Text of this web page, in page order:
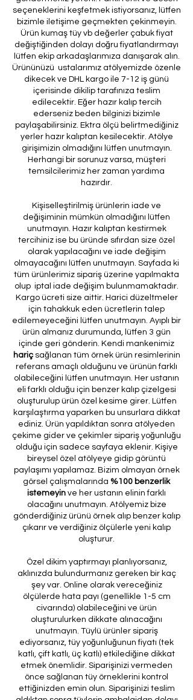
seçeneklerini keşfetmek istiyorsanız, lütfen
bizimle iletişime geçmekten çekinmeyin.
Ürün kumaş tüy vb değerler çabuk fiyat
değiştiğinden dolayı doğru fiyatlandırmayı
lütfen ekip arkadaşlarımıza danışarak alın.
Ürününüzü ustalarımız atölyemizde özenle
dikecek ve DHL kargo ile 7-12 iş günü
içerisinde dikilip tarafınıza teslim
edilecektir. Eğer hazır kalıp tercih
ederseniz beden bilginizi bizimle
paylaşabilirsiniz. Ektra ölçü belirtmediğiniz
yerler hazır kalıptan kesilecektir. Atölye
girişimizin olmadığını lütfen unutmayın.
Herhangi bir sorunuz varsa, müşteri
temsilcilerimiz her zaman yardıma
hazırdır.
Kişiselleştirilmiş ürünlerin iade ve
değişiminin mümkün olmadığını lütfen
unutmayın. Hazır kalıptan kestirmek
tercihiniz ise bu üründe sıfırdan size özel
olarak yapılacağını ve iade değişim
olmayacağını lütfen unutmayın. Sayfada ki
tüm ürünlerimiz sipariş üzerine yapılmakta
olup iptal iade değişim bulunmamaktadır.
Kargo ücreti size aittir. Harici düzeltmeler
için tahakkuk eden ücretlerin talep
edilemeyeceğini lütfen unutmayın. Ayıplı bir
ürün almanız durumunda, lütfen 3 gün
içinde geri gönderin. Kendi mankenimiz
hariçsağlanan tüm örnek ürün resimlerinin
referans amaçlı olduğunu ve ürünün farklı
olabileceğini lütfen unutmayın. Her ustanın
eli farklı olduğu için benzer kalıp çizelgesi
oluşturulup ürün özel kesime girer. Lütfen
karşılaştırma yaparken bu unsurlara dikkat
ediniz. Ürün yapıldıktan sonra atölyeden
çekime gider ve çekimler sipariş yoğunluğu
olduğu için sadece sayfaya eklenir. Kişiye
bireysel özel atölyeye gidip görüntü
paylaşımı yapılamaz. Bizim olmayan örnek
görsel çalışmalarında %100 benzerlik
istemeyin ve her ustanın elinin farklı
olacağını unutmayın. Atölyemiz bize
gönderdiğiniz ürünü örnek alıp benzer kalıp
çıkarır ve verdiğiniz ölçülerle yeni kalıp
oluşturur.
Özel dikim yaptırmayı planlıyorsanız,
aklınızda bulundurmanız gereken bir kaç
şey var. Online olarak vereceğiniz
ölçülerde hata payı (genellikle 1-5 cm
civarında) olabileceğini ve ürün
oluşturulurken dikkate alınacağını
unutmayın. Tüylü ürünler sipariş
ediyorsanız, tüy yoğunluğunun fiyatı (tek
katlı, çift katlı, üç katlı) etkilediğine dikkat
etmek önemlidir. Siparişinizi vermeden
önce sağlanan tüy örneklerini kontrol
ettiğinizden emin olun. Siparişinizi teslim